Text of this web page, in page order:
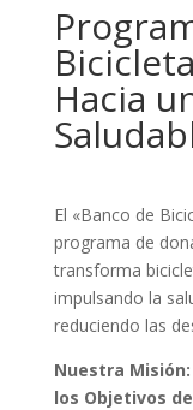
Hacia
El «Banco de
programa de
transforma
impulsando la
reduciendo las
Nuestra
los Objetivos